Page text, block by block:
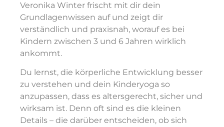
Veronika Winter frischt mit dir dein
Grundlagenwissen auf und zeigt dir
verständlich und praxisnah, worauf es bei
Kindern zwischen 3 und 6 Jahren wirklich
ankommt.
Du lernst, die körperliche Entwicklung besser
zu verstehen und dein Kinderyoga so
anzupassen, dass es altersgerecht, sicher und
wirksam ist. Denn oft sind es die kleinen
Details – die darüber entscheiden, ob sich